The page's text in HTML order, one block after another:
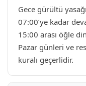
Gece gürültü
07:00’ye kadar
15:00 arası öğle
Pazar günleri ve
kuralı geçerlidir.